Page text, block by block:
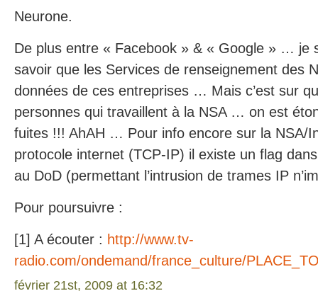
Neurone.
De plus entre « Facebook » & « Google » … je
savoir que les Services de renseignement des
données de ces entreprises … Mais c’est sur
personnes qui travaillent à la NSA … on est
fuites !!! AhAH … Pour info encore sur la NSA/
protocole internet (TCP-IP) il existe un flag
au DoD (permettant l’intrusion de trames IP
Pour poursuivre :
[1] A écouter : http://www.tv-
radio.com/ondemand/france_culture/
février 21st, 2009 at 16:32